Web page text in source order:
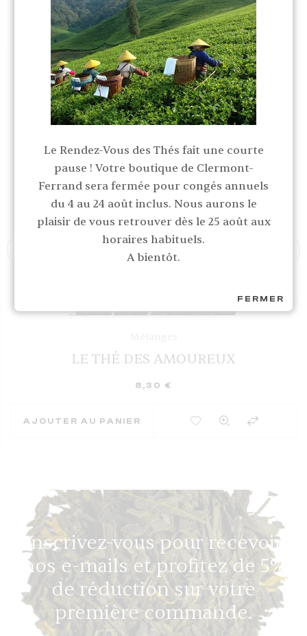
Meilleures ventes
LE THÉ DES AMOUREUX
8,30 €
AJOUTER AU PANIER
Inscrivez-vous pour recevoir
nos e-mails et profitez de 5%
de réduction sur votre
première commande.
FERMER
Le Rendez-Vous des Thés fait une courte
pause ! Votre boutique de Clermont-
Ferrand sera fermée pour congés annuels
du 4 au 24 août inclus. Nous aurons le
plaisir de vous retrouver dès le 25 août aux
horaires habituels.
A bientôt.